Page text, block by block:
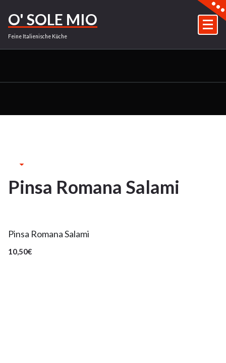
Inhalt
springen
O' SOLE MIO
Feine Italienische Küche
26
Pinsa Romana Salami
Pinsa Romana Salami
10,50€